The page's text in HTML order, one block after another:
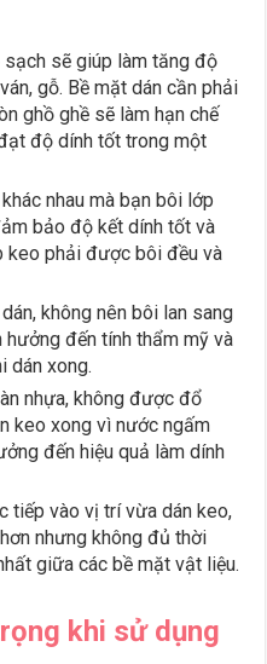
sạch sẽ giúp làm tăng độ
gỗ. Bề mặt dán cần phải
ghồ ghề sẽ làm hạn chế
độ dính tốt trong một
nhau mà bạn bôi lớp
bảo độ kết dính tốt và
keo phải được bôi đều và
không nên bôi lan sang
đến tính thẩm mỹ và
dán xong.
nhựa, không được đổ
keo xong vì nước ngấm
đến hiệu quả làm dính
tiếp vào vị trí vừa dán keo,
nhưng không đủ thời
giữa các bề mặt vật liệu.
khi sử dụng